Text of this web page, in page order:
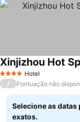
4 EstrelasHotel
Ver preços
/ Pontuação não
Selecione as
exatos.